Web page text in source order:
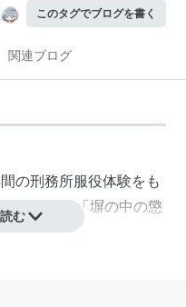
このタグでブログを書く
関連ブログ
の刑務所服役体験をも
間もなく「塀の中の懲
。
む